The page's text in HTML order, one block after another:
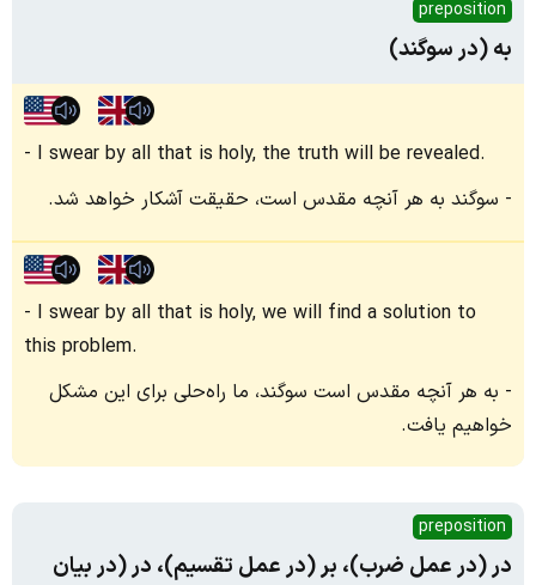
preposition
به (در سوگند)
I swear by all that is holy, the truth will be revealed.
سوگند به هر آنچه مقدس است، حقیقت آشکار خواهد شد.
I swear by all that is holy, we will find a solution to
this problem.
به هر آنچه مقدس است سوگند، ما راه‌حلی برای این مشکل
خواهیم یافت.
preposition
در (در عمل ضرب)، بر (در عمل تقسیم)، در (در بیان